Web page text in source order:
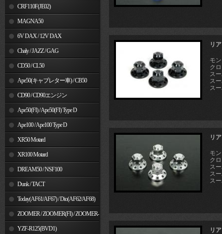
CRF110F(JE02)
MAGNA50
6V DAX / 12V DAX
Chaly / JAZZ / GAG
CD50 / CL50
Ape50(キャブレター車) / CB50
CD90 / CD90エンジン
Ape50(FI) / Ape50(FI) Type D
Ape100 / Ape100 Type D
XR50 Motard
XR100 Motard
DREAM50 / NSF100
Dunk / TACT
Today(AF61/AF67) / Dio(AF62/AF68)
ZOOMER / ZOOMER(FI) / ZOOMER-
YZF-R125(BVD1)
リ
モ
ク
ス
ス
ス
リ
モ
ク
ス
ス
ス
リ